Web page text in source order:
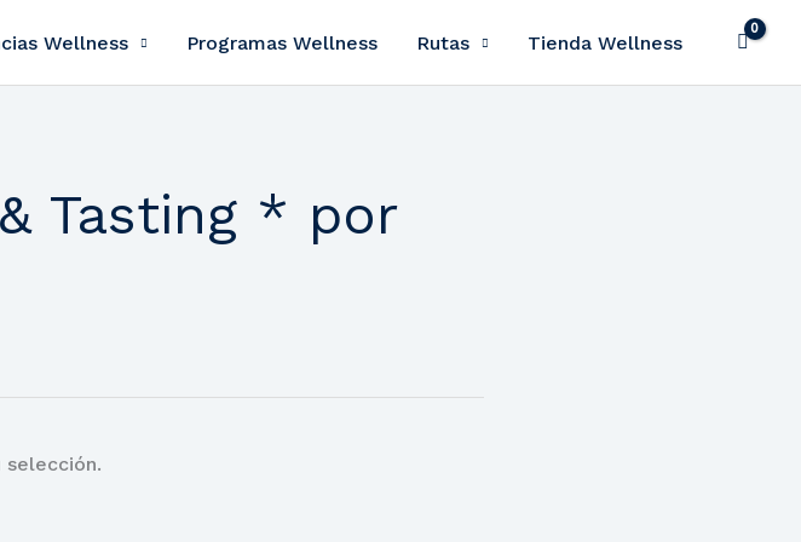
Wellness Programas Wellness Rutas Tienda Wellness
Tasting * por
selección.